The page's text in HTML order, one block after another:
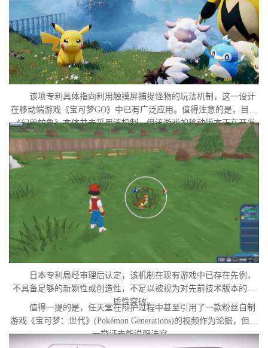
该项专利具体指向利用触摸屏捕捉怪物的玩法机制，这一设计
在移动端游戏《宝可梦GO》中已有广泛应用。值得注意的是，目前
《幻兽帕鲁》本体并未采用该机制，但该游戏的移动版本正在开发
中。外界普遍认为，这很可能是任天堂在当前时间点针对此项专利
发起诉讼的直接原因。
日本专利局经审理后认定，该机制在现有游戏中已存在先例，
不具备足够的新颖性或创造性，不足以被视为对先前技术版本的实
质性突破。
值得一提的是，任天堂在辩护过程中甚至引用了一款粉丝自制
游戏《宝可梦：世代》(Pokémon Generations)的视频作为论据，但这
一举证未能说服法官。